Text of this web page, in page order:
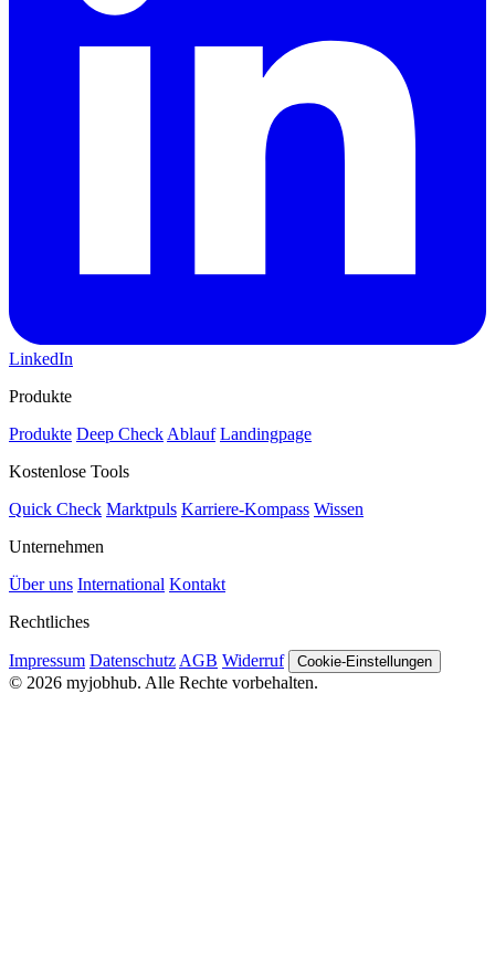
LinkedIn
Produkte
Produkte Deep Check Ablauf Landingpage
Kostenlose Tools
Quick Check Marktpuls Karriere-Kompass Wissen
Unternehmen
Über uns International Kontakt
Rechtliches
Impressum Datenschutz AGB Widerruf Cookie-Einstellungen
© 2026 myjobhub. Alle Rechte vorbehalten.